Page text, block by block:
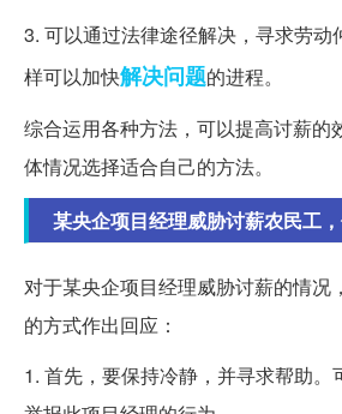
3. 可以通过法律途径解决，寻求劳动
样可以加快解决问题的进程。
综合运用各种方法，可以提高讨薪的
体情况选择适合自己的方法。
某央企项目经理威胁讨薪农民工
对于某央企项目经理威胁讨薪的情况
的方式作出回应：
1. 首先，要保持冷静，并寻求帮助。